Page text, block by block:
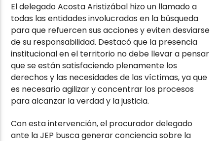
El delegado Acosta Aristizábal hizo un llamado a
todas las entidades involucradas en la búsqueda
para que refuercen sus acciones y eviten desviarse
de su responsabilidad. Destacó que la presencia
institucional en el territorio no debe llevar a pensar
que se están satisfaciendo plenamente los
derechos y las necesidades de las víctimas, ya que
es necesario agilizar y concentrar los procesos
para alcanzar la verdad y la justicia.
Con esta intervención, el procurador delegado
ante la JEP busca generar conciencia sobre la